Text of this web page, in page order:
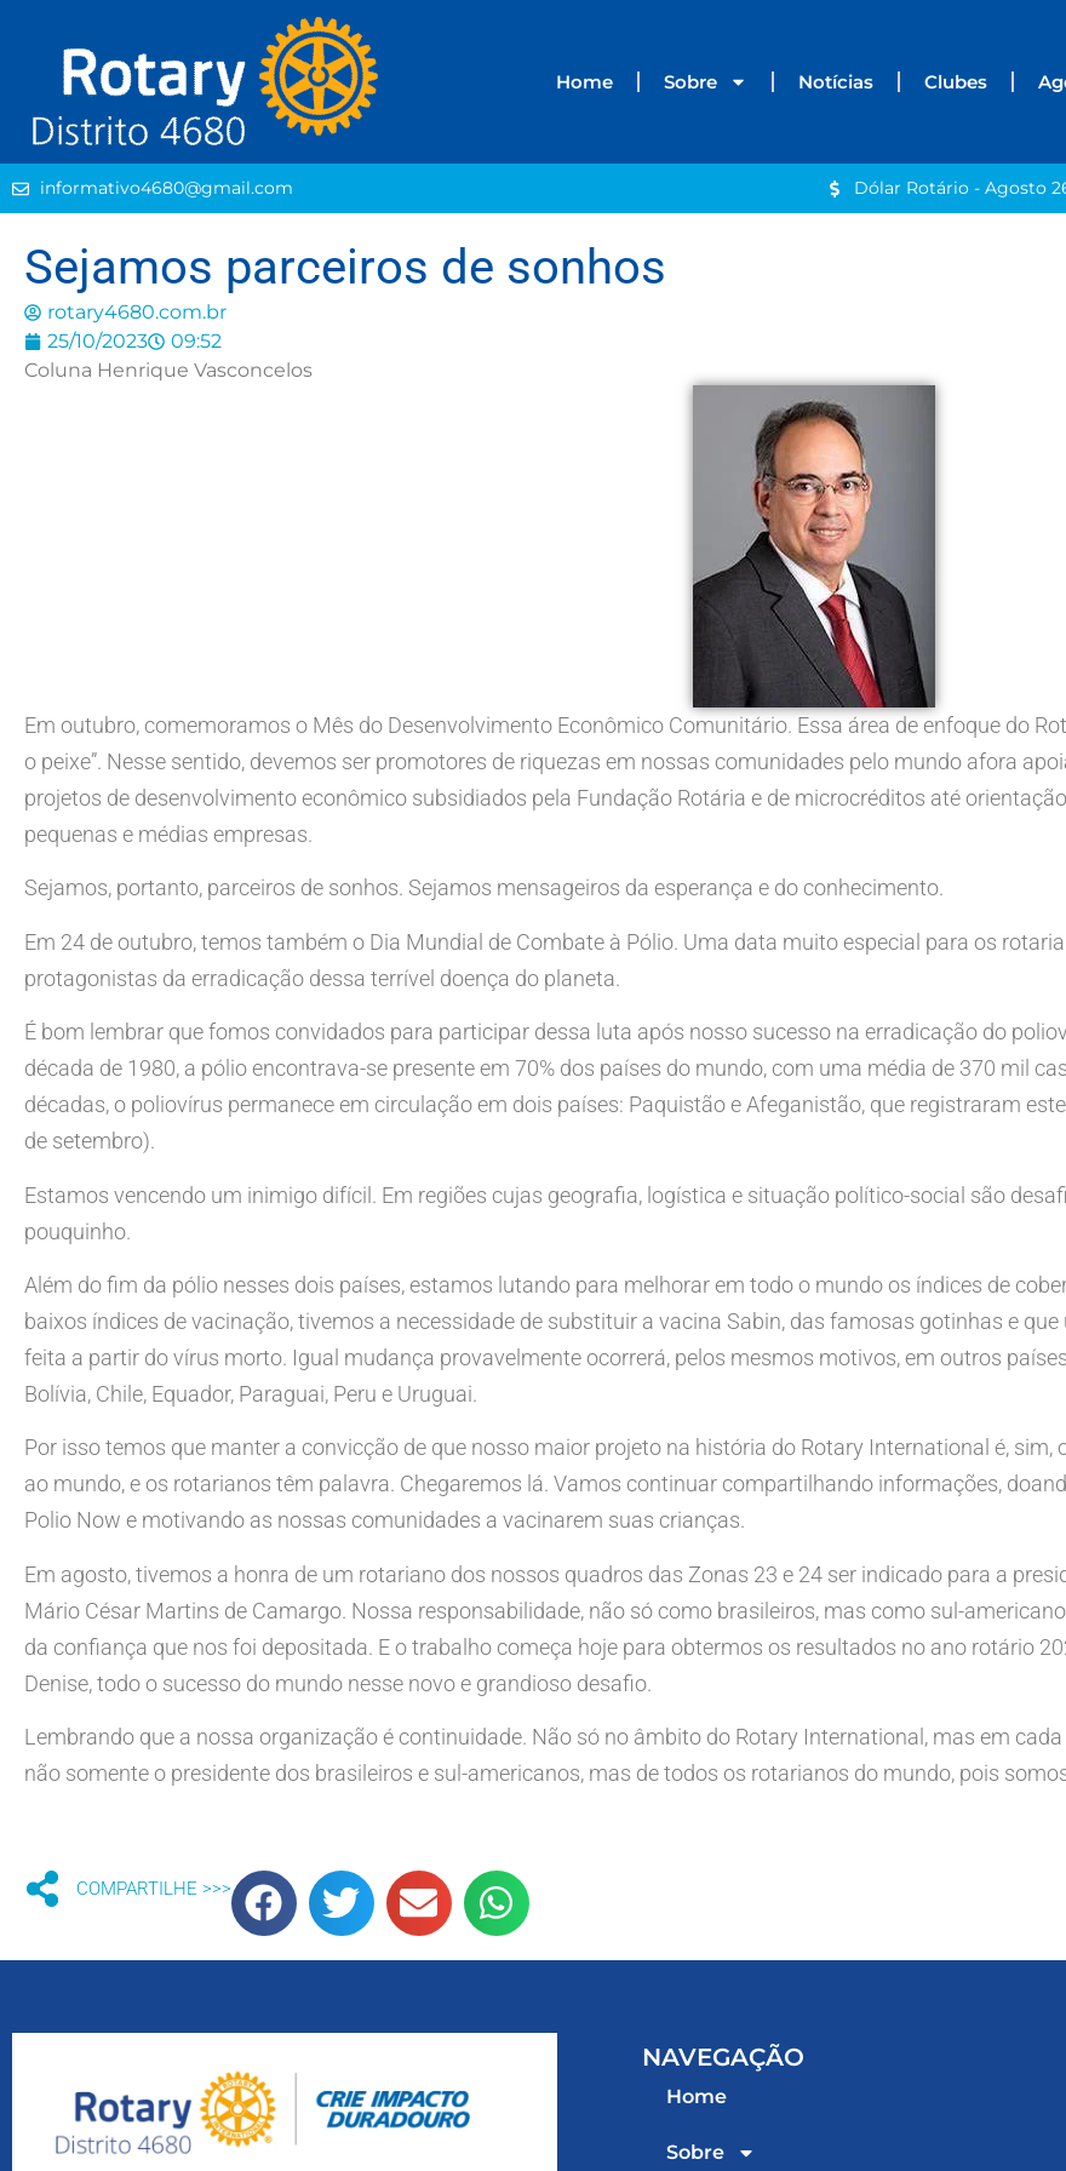
Home Sobre Notícias Clubes
informativo4680@gmail.com Dólar Rotário - Agosto
Sejamos parceiros de sonhos
rotary4680.com.br
25/10/2023
09:52
Coluna Henrique Vasconcelos
Em outubro, comemoramos o Mês do Desenvolvimento Econômico Comunitário. Essa área de enfoque do
o peixe”. Nesse sentido, devemos ser promotores de riquezas em nossas comunidades pelo mundo afora
projetos de desenvolvimento econômico subsidiados pela Fundação Rotária e de microcréditos até
pequenas e médias empresas.
Sejamos, portanto, parceiros de sonhos. Sejamos mensageiros da esperança e do conhecimento.
Em 24 de outubro, temos também o Dia Mundial de Combate à Pólio. Uma data muito especial para os
protagonistas da erradicação dessa terrível doença do planeta.
É bom lembrar que fomos convidados para participar dessa luta após nosso sucesso na erradicação do
década de 1980, a pólio encontrava-se presente em 70% dos países do mundo, com uma média de 370 mil
décadas, o poliovírus permanece em circulação em dois países: Paquistão e Afeganistão, que registraram
de setembro).
Estamos vencendo um inimigo difícil. Em regiões cujas geografia, logística e situação político-social são
pouquinho.
Além do fim da pólio nesses dois países, estamos lutando para melhorar em todo o mundo os índices de
baixos índices de vacinação, tivemos a necessidade de substituir a vacina Sabin, das famosas gotinhas e
feita a partir do vírus morto. Igual mudança provavelmente ocorrerá, pelos mesmos motivos, em outros
Bolívia, Chile, Equador, Paraguai, Peru e Uruguai.
Por isso temos que manter a convicção de que nosso maior projeto na história do Rotary International é,
ao mundo, e os rotarianos têm palavra. Chegaremos lá. Vamos continuar compartilhando informações,
Polio Now e motivando as nossas comunidades a vacinarem suas crianças.
Em agosto, tivemos a honra de um rotariano dos nossos quadros das Zonas 23 e 24 ser indicado para a
Mário César Martins de Camargo. Nossa responsabilidade, não só como brasileiros, mas como sul-
da confiança que nos foi depositada. E o trabalho começa hoje para obtermos os resultados no ano rotário
Denise, todo o sucesso do mundo nesse novo e grandioso desafio.
Lembrando que a nossa organização é continuidade. Não só no âmbito do Rotary International, mas em
não somente o presidente dos brasileiros e sul-americanos, mas de todos os rotarianos do mundo, pois
COMPARTILHE >>>
NAVEGAÇÃO
Home
Sobre